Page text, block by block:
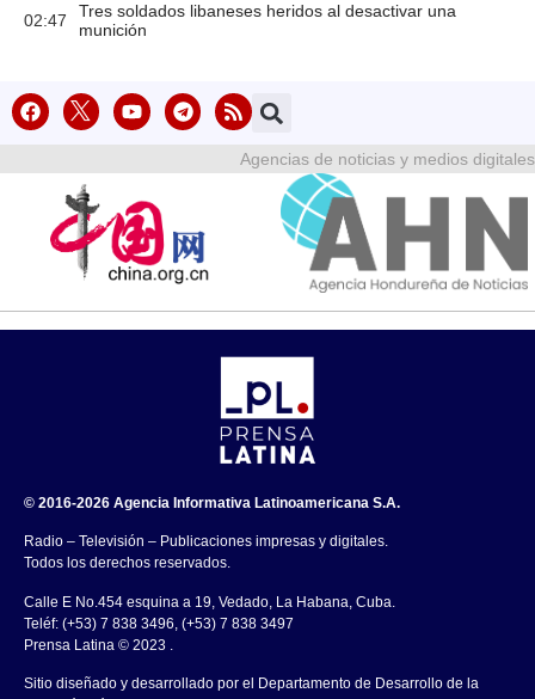
02:47
Tres soldados libaneses heridos al desactivar una
munición
Agencias de noticias y medios digitales
© 2016-2026 Agencia Informativa Latinoamericana S.A.
Radio – Televisión – Publicaciones impresas y digitales.
Todos los derechos reservados.
Calle E No.454 esquina a 19, Vedado, La Habana, Cuba.
Teléf: (+53) 7 838 3496, (+53) 7 838 3497
Prensa Latina © 2023 .
Sitio diseñado y desarrollado por el Departamento de Desarrollo de la